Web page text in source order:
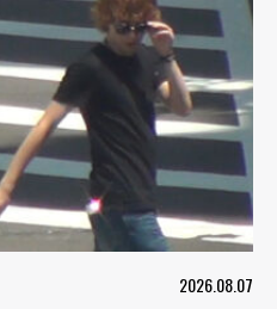
2026.08.07